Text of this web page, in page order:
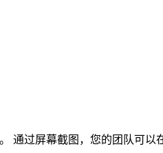
通过屏幕截图，您的团队可